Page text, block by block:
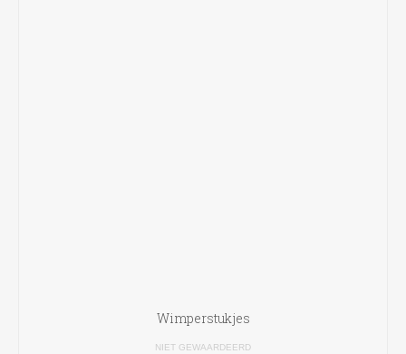
Wimperstukjes
NIET GEWAARDEERD